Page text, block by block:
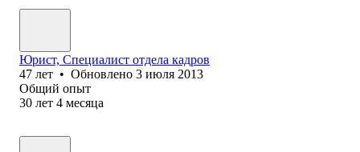
Юрист, Специалист отдела кадров
47 лет • Обновлено 3 июля 2013
Общий опыт
30 лет 4 месяца